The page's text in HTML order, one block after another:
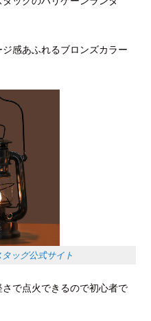
感あふれるブロンズカラー
ッグ公式サイト
で点火できるので初心者で